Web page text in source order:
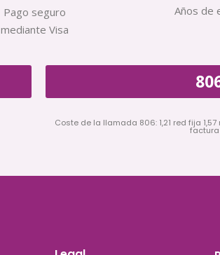
Pago seguro
mediante Visa
Años de
Coste de la llamada 806: 1,21 red fija
factura